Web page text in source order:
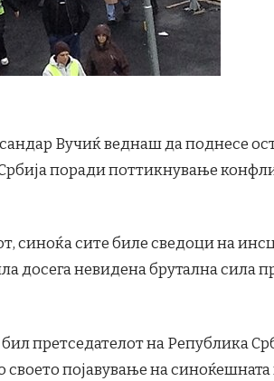
Вучиќ веднаш да поднесе
поради поттикнување
синоќа сите биле сведоци на
досега невидена брутална сила
претседателот на Република
појавување на синоќешната